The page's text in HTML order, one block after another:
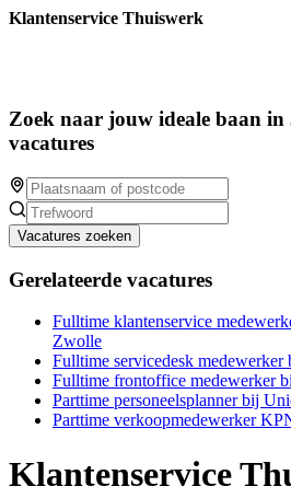
Klantenservice Thuiswerk
Zoek naar jouw ideale baan in
vacatures
Vacatures zoeken
Gerelateerde vacatures
Fulltime klantenservice
Zwolle
Fulltime servicedesk
Fulltime frontoffice medewerker
Parttime personeelsplanner bij
Parttime verkoopmedewerker
Klantenservice